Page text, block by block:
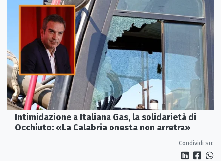
Intimidazione a Italiana Gas, la solidarietà di
Occhiuto: «La Calabria onesta non arretra»
Condividi su: